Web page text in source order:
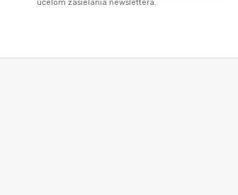
účelom zasielania newslettera.